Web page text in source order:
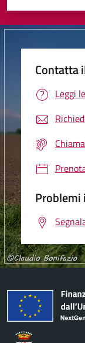
Valuta 3
Valuta 2
Valuta 1 stelle
Contatta
Leggi
Problemi